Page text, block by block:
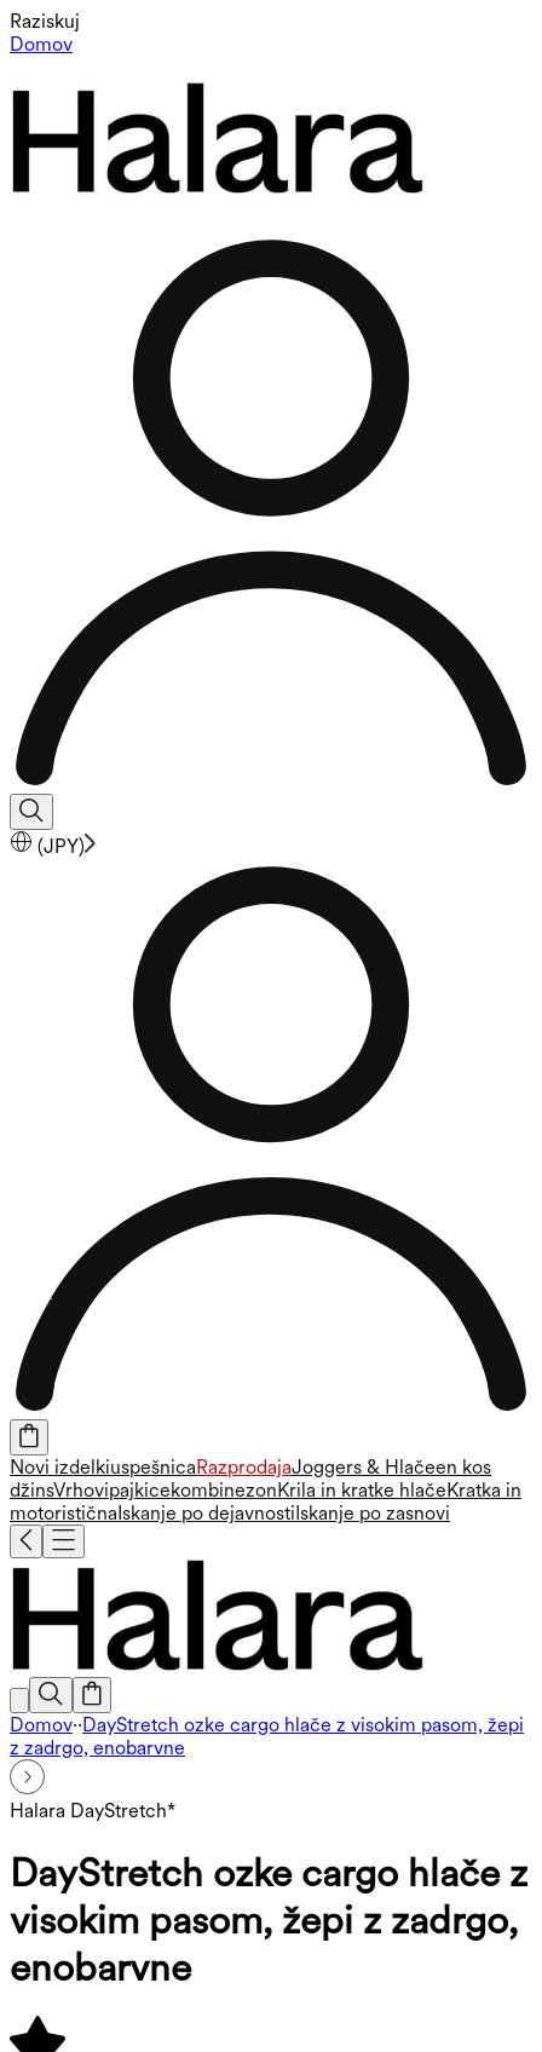
Raziskuj
Domov
(JPY)
Novi izdelkiuspešnica RazprodajaJoggers & Hlačeen kos
džinsVrhovipajkicekombinezon Krila in kratke hlače Kratka in
motoristična Iskanje po dejavnosti Iskanje po zasnovi
Domov··DayStretch ozke cargo hlače z visokim pasom, žepi
z zadrgo, enobarvne
Halara DayStretch*
DayStretch ozke cargo hlače z
visokim pasom, žepi z zadrgo,
enobarvne